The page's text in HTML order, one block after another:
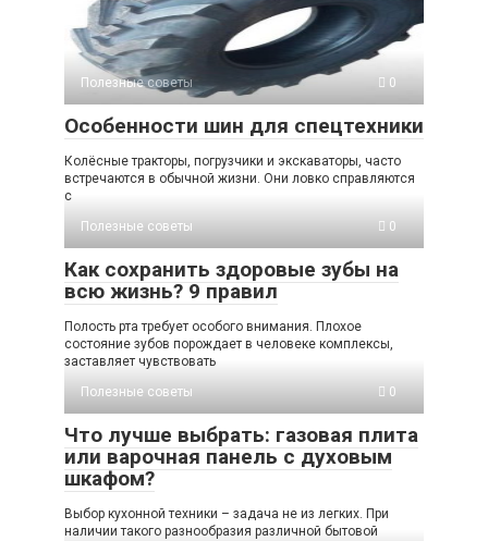
Полезные советы 0
Особенности шин для спецтехники
Колёсные тракторы, погрузчики и экскаваторы, часто
встречаются в обычной жизни. Они ловко справляются
с
Полезные советы
0
Как сохранить здоровые зубы на
всю жизнь? 9 правил
Полость рта требует особого внимания. Плохое
состояние зубов порождает в человеке комплексы,
заставляет чувствовать
Полезные советы
0
Что лучше выбрать: газовая плита
или варочная панель с духовым
шкафом?
Выбор кухонной техники – задача не из легких. При
наличии такого разнообразия различной бытовой